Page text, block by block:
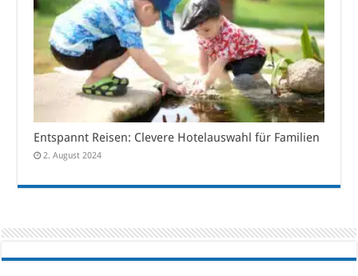
Entspannt Reisen: Clevere Hotelauswahl für Familien
2. August 2024